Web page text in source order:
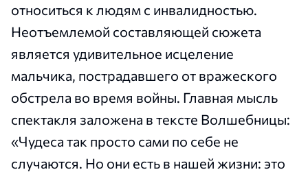
относиться к людям с инвалидностью.
Неотъемлемой составляющей сюжета
является удивительное исцеление
мальчика, пострадавшего от вражеского
обстрела во время войны. Главная мысль
спектакля заложена в тексте Волшебницы:
«Чудеса так просто сами по себе не
случаются. Но они есть в нашей жизни: это